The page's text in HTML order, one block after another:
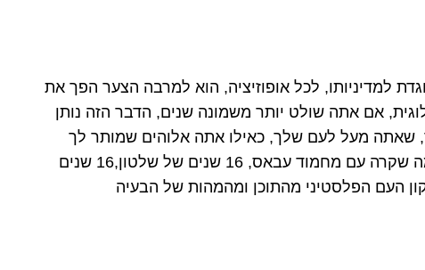
למדיניותו, לכל אופוזיציה, הוא למרבה הצער הפך את
אם אתה שולט יותר משמונה שנים, הדבר הזה נותן
שאתה מעל לעם שלך, כאילו אתה אלוהים שמותר לך
לעשות את מה שאסור לאחרים, זה מה שקרה עם מחמוד עבאס, 16 שנים של שלטון,16 שנים
16 שנים של ריקון העם הפלסטיני מהתוכן ומהמהות של הבעיה